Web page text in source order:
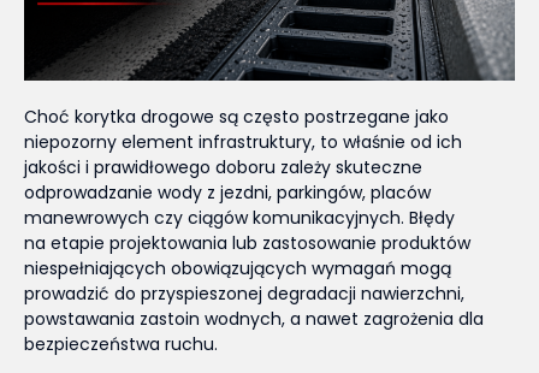
Choć korytka drogowe są często postrzegane jako
niepozorny element infrastruktury, to właśnie od ich
jakości i prawidłowego doboru zależy skuteczne
odprowadzanie wody z jezdni, parkingów, placów
manewrowych czy ciągów komunikacyjnych. Błędy
na etapie projektowania lub zastosowanie produktów
niespełniających obowiązujących wymagań mogą
prowadzić do przyspieszonej degradacji nawierzchni,
powstawania zastoin wodnych, a nawet zagrożenia dla
bezpieczeństwa ruchu.